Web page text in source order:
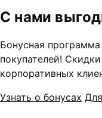
С нами
Бонусная
покупателей!
корпоративных
Узнать о бонусах